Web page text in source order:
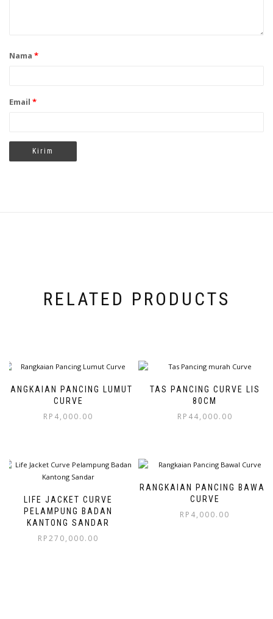
Nama *
Email *
RELATED PRODUCTS
RANGKAIAN PANCING LUMUT
CURVE
RP 4,000.00
TAS PANCING CURVE LIS
80CM
RP 44,000.00
LIFE JACKET CURVE
PELAMPUNG BADAN
KANTONG SANDAR
RP270,000.00
RANGKAIAN PANCING BAWAL
CURVE
RP 4,000.00